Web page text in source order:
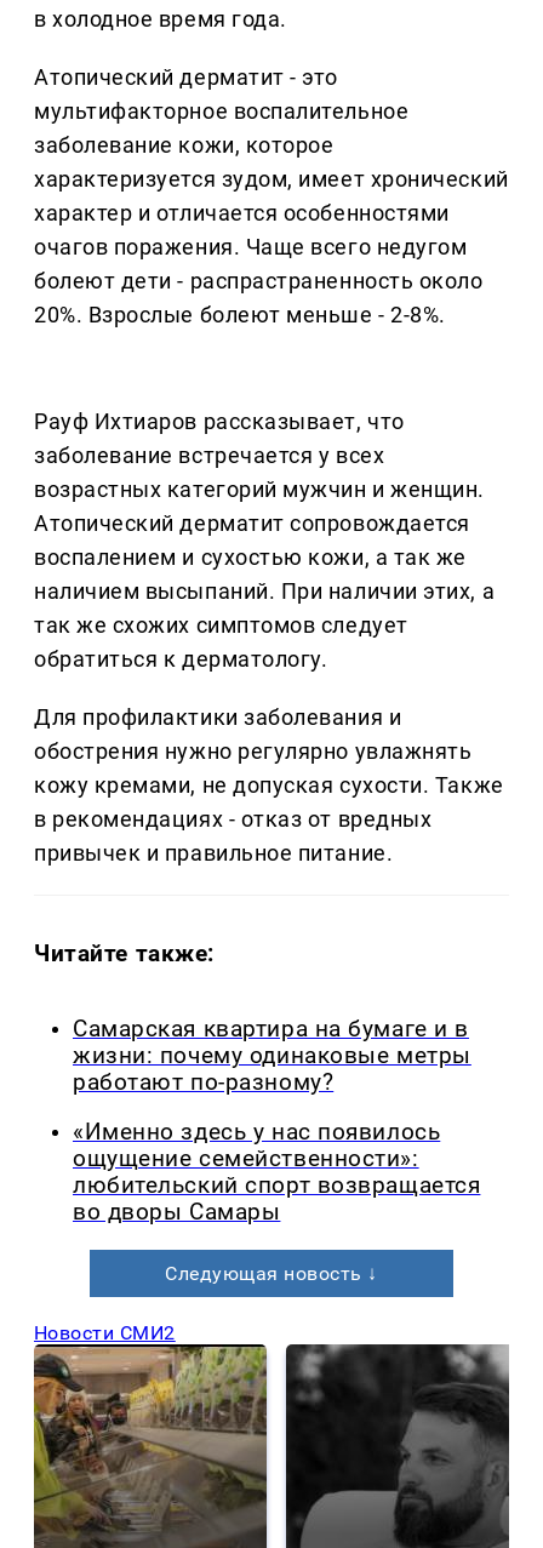
в холодное время года.
Атопический дерматит - это
мультифакторное воспалительное
заболевание кожи, которое
характеризуется зудом, имеет хронический
характер и отличается особенностями
очагов поражения. Чаще всего недугом
болеют дети - распрастраненность около
20%. Взрослые болеют меньше - 2-8%.
Рауф Ихтиаров рассказывает, что
заболевание встречается у всех
возрастных категорий мужчин и женщин.
Атопический дерматит сопровождается
воспалением и сухостью кожи, а так же
наличием высыпаний. При наличии этих, а
так же схожих симптомов следует
обратиться к дерматологу.
Для профилактики заболевания и
обострения нужно регулярно увлажнять
кожу кремами, не допуская сухости. Также
в рекомендациях - отказ от вредных
привычек и правильное питание.
Читайте также:
Самарская квартира на бумаге и в
жизни: почему одинаковые метры
работают по-разному?
«Именно здесь у нас появилось
ощущение семейственности»:
любительский спорт возвращается
во дворы Самары
Следующая новость ↓
Новости СМИ2